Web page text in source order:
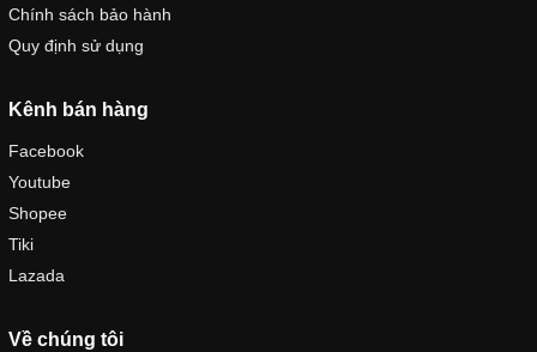
Chính sách bảo hành
Quy định sử dụng
Kênh bán hàng
Facebook
Youtube
Shopee
Tiki
Lazada
Về chúng tôi